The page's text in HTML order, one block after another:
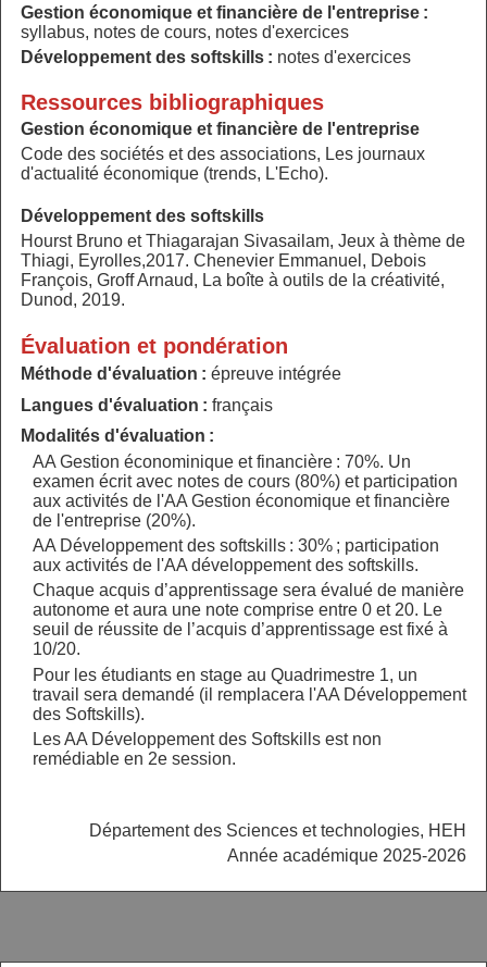
Gestion économique et financière de l'entreprise :
syllabus, notes de cours, notes d'exercices
Développement des softskills : notes d'exercices
Ressources bibliographiques
Gestion économique et financière de l'entreprise
Code des sociétés et des associations, Les journaux
d'actualité économique (trends, L'Echo).
Développement des softskills
Hourst Bruno et Thiagarajan Sivasailam, Jeux à thème de
Thiagi, Eyrolles,2017. Chenevier Emmanuel, Debois
François, Groff Arnaud, La boîte à outils de la créativité,
Dunod, 2019.
Évaluation et pondération
Méthode d'évaluation : épreuve intégrée
Langues d'évaluation : français
Modalités d'évaluation :
AA Gestion économinique et financière : 70%. Un
examen écrit avec notes de cours (80%) et participation
aux activités de l'AA Gestion économique et financière
de l'entreprise (20%).
AA Développement des softskills : 30% ; participation
aux activités de l'AA développement des softskills.
Chaque acquis d’apprentissage sera évalué de manière
autonome et aura une note comprise entre 0 et 20. Le
seuil de réussite de l’acquis d’apprentissage est fixé à
10/20.
Pour les étudiants en stage au Quadrimestre 1, un
travail sera demandé (il remplacera l'AA Développement
des Softskills).
Les AA Développement des Softskills est non
remédiable en 2e session.
Département des Sciences et technologies, HEH
Année académique 2025-2026